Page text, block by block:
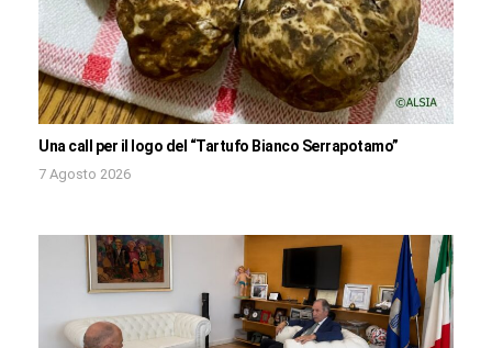
Una call per il logo del “Tartufo Bianco Serrapotamo”
7 Agosto 2026